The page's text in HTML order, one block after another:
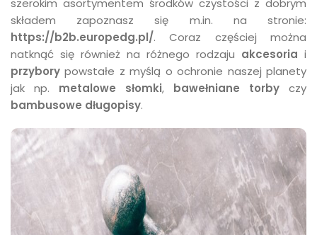
szerokim asortymentem środków czystości z dobrym
składem zapoznasz się m.in. na stronie:
https://b2b.europedg.pl/. Coraz częściej można
natknąć się również na różnego rodzaju akcesoria i
przyborypowstałe z myślą o ochronie naszej planety
jak np. metalowe słomki, bawełniane torby czy
bambusowe długopisy.